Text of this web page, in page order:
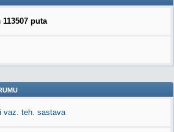
113507 puta
vaz. teh. sastava